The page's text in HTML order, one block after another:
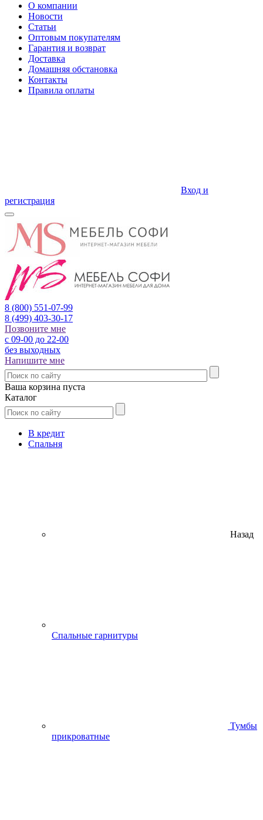
О компании
Новости
Статьи
Оптовым покупателям
Гарантия и возврат
Доставка
Домашняя обстановка
Контакты
Правила оплаты
Вход и
регистрация
8 (800) 551-07-99
8 (499) 403-30-17
Позвоните мне
с 09-00 до 22-00
без выходных
Напишите мне
Ваша корзина пуста
Каталог
В кредит
Спальня
Назад
Спальные гарнитуры
Тумбы
прикроватные